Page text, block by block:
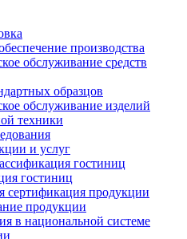
производства
обслуживание средств
образцов
обслуживание изделий
техники
и услуг
гостиниц
гостиниц
сертификация продукции
продукции
в национальной системе